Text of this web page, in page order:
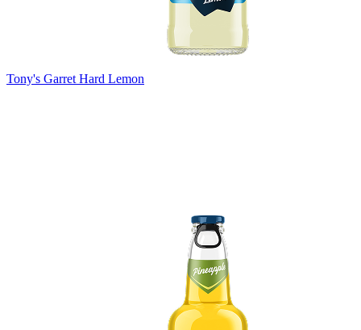
Tony's Garret Hard Lemon